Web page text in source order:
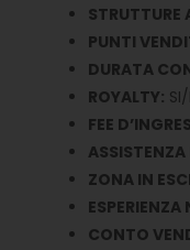
STRUTTURE
PUNTI
DURATA
ROYALTY:
FEE
ZONA IN
ESPERIENZA
CONTO